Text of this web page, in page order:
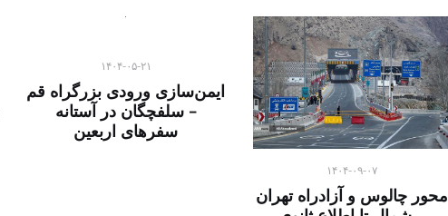
۱۴۰۴-۰۹-۰۷
محور چالوس و آزادراه تهران
۱۴۰۴-۰۵-۲۱
ایمن‌سازی ورودی بزرگراه قم
– سلفچگان در آستانه
سفرهای اربعین